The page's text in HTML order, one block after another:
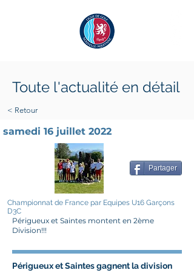
Toute l'actualité en détail
< Retour
samedi 16 juillet 2022
Partager
Championnat de France par Equipes U16 Garçons
D3C
Périgueux et Saintes montent en 2ème
Division!!!
Périgueux et Saintes gagnent la division